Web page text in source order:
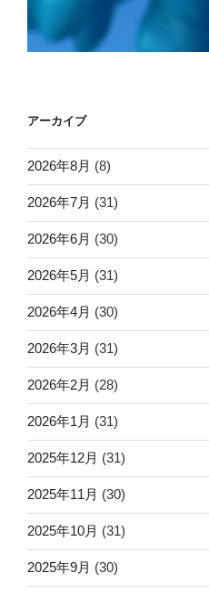
アーカイブ
2026年8月 (8)
2026年7月 (31)
2026年6月 (30)
2026年5月 (31)
2026年4月 (30)
2026年3月 (31)
2026年2月 (28)
2026年1月 (31)
2025年12月 (31)
2025年11月 (30)
2025年10月 (31)
2025年9月 (30)